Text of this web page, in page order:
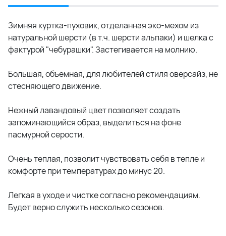
Зимняя куртка-пуховик, отделанная эко-мехом из
натуральной шерсти (в т.ч. шерсти альпаки) и шелка с
фактурой "чебурашки". Застегивается на молнию.
Большая, объемная, для любителей стиля оверсайз, не
стесняющего движение.
Нежный лавандовый цвет позволяет создать
запоминающийся образ, выделиться на фоне
пасмурной серости.
Очень теплая, позволит чувствовать себя в тепле и
комфорте при температурах до минус 20.
Легкая в уходе и чистке согласно рекомендациям.
Будет верно служить несколько сезонов.